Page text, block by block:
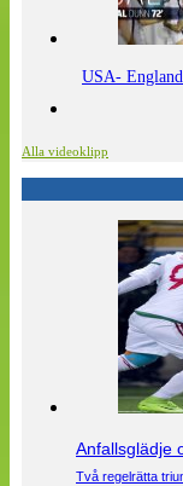
USA-
Alla videoklipp
Anfallsglädje
Två regelrätta